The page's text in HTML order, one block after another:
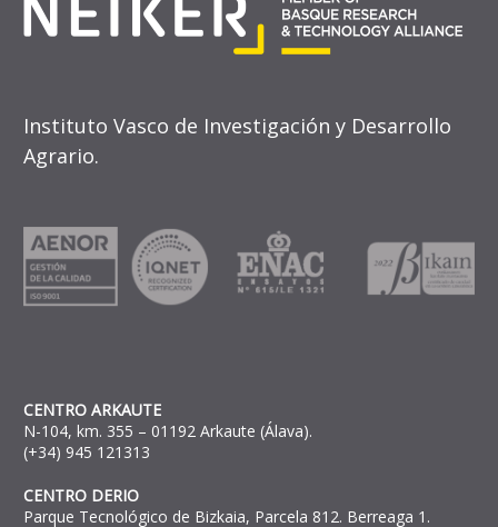
Instituto Vasco de Investigación y Desarrollo
Agrario.
CENTRO ARKAUTE
N-104, km. 355 – 01192 Arkaute (Álava).
(+34) 945 121313
CENTRO DERIO
Parque Tecnológico de Bizkaia, Parcela 812. Berreaga 1.